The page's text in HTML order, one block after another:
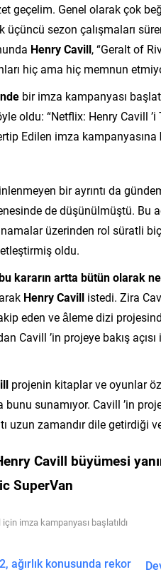
geçelim. Genel olarak çok
üçüncü sezon çalışmaları
Henry Cavill, “Geralt of
hiç ama hiç memnun
bir imza kampanyası
oldu: “Netflix: Henry Cavill
Edilen imza kampanyasına
bir ayrıntı da
de düşünülmüştü. Bu
üzerinden rol süratli
oldu.
kararın artta bütün olarak
Henry Cavill istedi. Zira
eden ve âleme dizi
Cavill ’in projeye bakış
projenin kitaplar ve oyunlar
sunamıyor. Cavill ’in
uzun zamandır dile getirdiği
Cavill büyümesi
SuperVan
imza kampanyası başlatıldı
ağırlık konusunda rekor